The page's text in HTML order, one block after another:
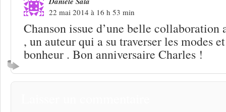
22 mai 2014 à 16 h 53 min
Chanson issue d’une belle collaboration
, un auteur qui a su traverser les modes
bonheur . Bon anniversaire Charles !